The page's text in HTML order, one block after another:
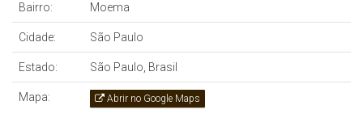
Bairro: Moema
Cidade: São Paulo
Estado: São Paulo, Brasil
Mapa: Abrir no Google Maps